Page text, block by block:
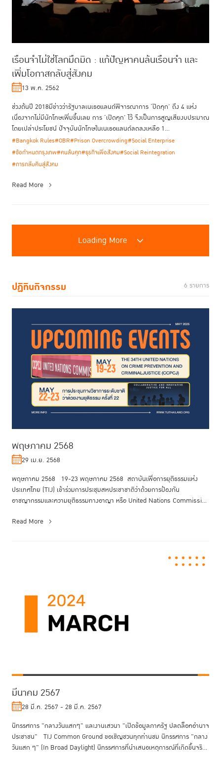
เรือนจำไม่ใช่โลกมืดมิด : แก้ปัญหาคนล้นเรือนจำ และ
เพิ่มโอกาสกลับสู่สังคม
13 พ.ค. 2562
ช่วงต้นปี 2018มีข่าวว่ารัฐบาลเนเธอแลนด์พิจารณาการ ‘ปิดคุก’ ถึง 4 แห่ง
เนื่องจากไม่มีนักโทษเพิ่มขึ้นเลย การ ‘เปิดคุก’ ไว้ จึงเป็นการสูญเสียงบประมาณ
โดยเปล่าประโยชน์ ปัจจุบันนักโทษในเนเธอแลนด์ลดลงเหลือ 1...
#Bangkok Rules#OBR#Prison Overcrowding#Social Enterprise
#ข้อกำหนดกรุงเทพ#คนล้นคุก#ธุรกิจเพื่อสังคม#Social Reintegration
#การกลับคืนสู่สังคม
Read More
Loading More
ปฏิทินกิจกรรม 6 รายการ
พฤษภาคม 2568
29 เม.ย. 2568
พฤษภาคม 2568 19-23 พฤษภาคม 2568 สถาบันเพื่อการยุติธรรมแห่ง
ประเทศไทย (TIJ) เข้าร่วมการประชุมสหประชาชาติว่าด้วยการป้องกัน
อาชญากรรมและความยุติธรรมทางอาญา หรือ United Nations Commission
Read More
มีนาคม 2567
28 มี.ค. 2567 - 28 มี.ค. 2567
นิทรรศการ "กลางวันแสกๆ" และงานเสวนา "เปิดข้อมูลภาครัฐ ปลดล็อคอำนาจ
ประชาชน" TIJ Common Ground ขอเชิญชวนทุกท่านชม นิทรรศการ "กลาง
วันแสก ๆ" (In Broad Daylight) นิทรรศการที่นำเสนอเหตุการณ์ที่เกิดขึ้นจริ...